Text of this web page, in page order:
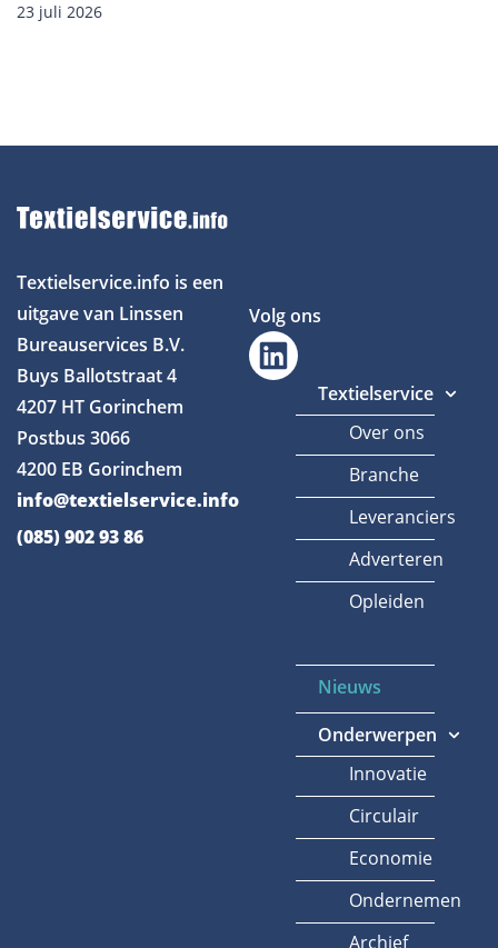
23 juli 2026
Textielservice.info is een
uitgave van Linssen
Bureauservices B.V.
Buys Ballotstraat 4
4207 HT Gorinchem
Postbus 3066
4200 EB Gorinchem
info@textielservice.info
(085) 902 93 86
Volg ons
Textielservice
Over ons
Branche
Leveranciers
Adverteren
Opleiden
Nieuws
Onderwerpen
Innovatie
Circulair
Economie
Ondernemen
Archief